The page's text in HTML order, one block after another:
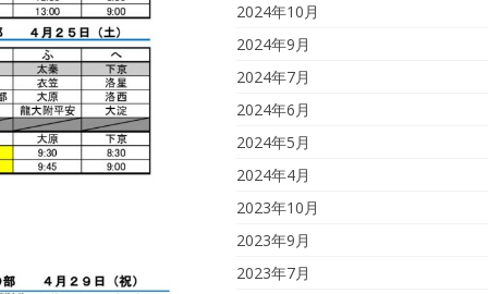
2024年10月
2024年9月
2024年7月
2024年6月
2024年5月
2024年4月
2023年10月
2023年9月
2023年7月